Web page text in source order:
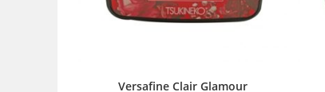
Versafine Clair Glamour